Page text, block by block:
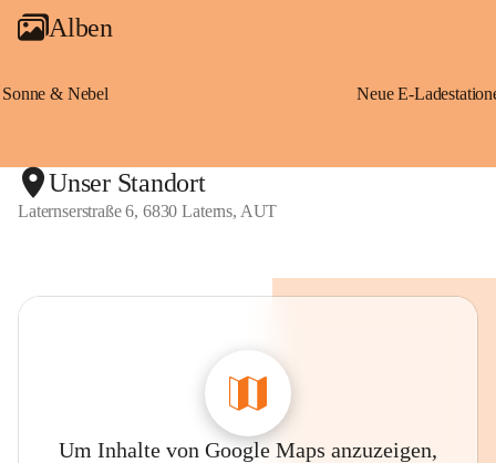
Alben
Sonne & Nebel
Unser Standort
Laternserstraße 6, 6830 Laterns, AUT
Um Inhalte von Google Maps anzuzeigen,